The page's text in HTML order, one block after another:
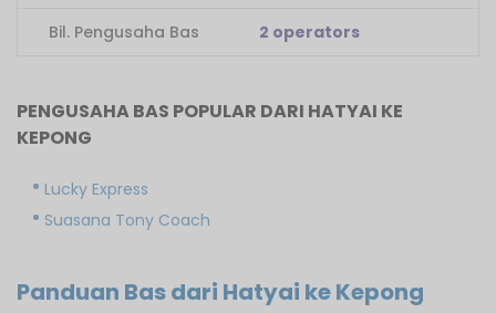
Bil. Pengusaha Bas 2 operators
PENGUSAHA BAS POPULAR DARI HATYAI KE
KEPONG
Lucky Express
Suasana Tony Coach
Panduan Bas dari Hatyai ke Kepong